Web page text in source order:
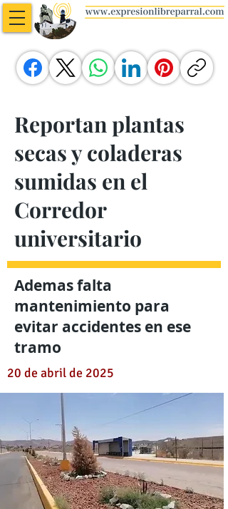
Reportan plantas
secas y coladeras
sumidas en el
Corredor
universitario
Ademas falta
mantenimiento para
evitar accidentes en ese
tramo
20 de abril de 2025